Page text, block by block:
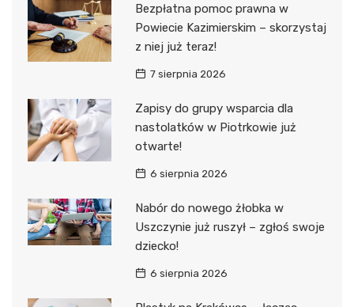
Bezpłatna pomoc prawna w
Powiecie Kazimierskim – skorzystaj
z niej już teraz!
7 sierpnia 2026
Zapisy do grupy wsparcia dla
nastolatków w Piotrkowie już
otwarte!
6 sierpnia 2026
Nabór do nowego żłobka w
Uszczynie już ruszył – zgłoś swoje
dziecko!
6 sierpnia 2026